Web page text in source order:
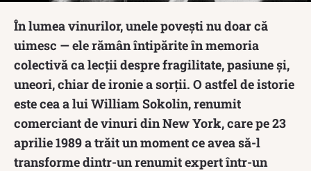
În lumea vinurilor, unele povești nu doar că
uimesc — ele rămân întipărite în memoria
colectivă ca lecții despre fragilitate, pasiune și,
uneori, chiar de ironie a sorții. O astfel de istorie
este cea a lui William Sokolin, renumit
comerciant de vinuri din New York, care pe 23
aprilie 1989 a trăit un moment ce avea să-l
transforme dintr-un renumit expert într-un